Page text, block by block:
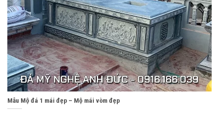
Mẫu Mộ đá 1 mái đẹp – Mộ mái vòm đẹp